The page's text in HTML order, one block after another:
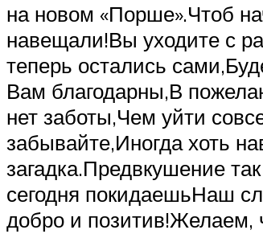
на новом «Порше».Чтоб
навещали!Вы уходите с
теперь остались
Вам благодарны,В
нет заботы,Чем уйти
забывайте,Иногда хоть
загадка.Предвкушение
сегодня покидаешьНаш
добро и позитив!Желаем,